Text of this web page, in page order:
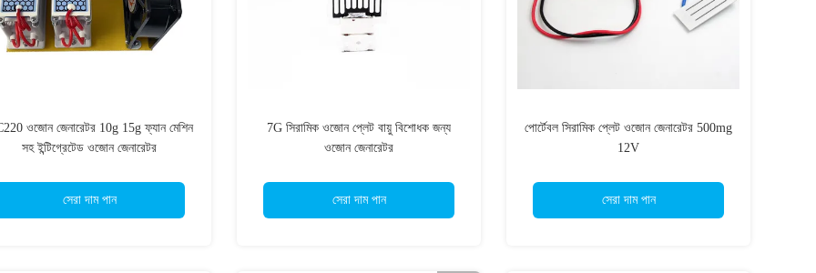
ওজোন জেনারেটর 10g 15g ফ্যান মেশিন
সহ ইন্টিগ্রেটেড ওজোন জেনারেটর
সেরা দাম পান
7G সিরামিক ওজোন প্লেট বায়ু বিশোধক জন্য
ওজোন জেনারেটর
সেরা দাম পান
পোর্টেবল সিরামিক প্লেট ওজোন জেনারেটর 500mg
12V
সেরা দাম পান